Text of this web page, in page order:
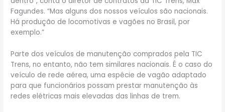
Fagundes. “Mas alguns dos nossos veículos são nacionais.
Há produção de locomotivas e vagões no Brasil, por
exemplo.”
Parte dos veículos de manutenção comprados pela TIC
Trens, no entanto, não tem similares nacionais. É o caso do
veículo de rede aérea, uma espécie de vagão adaptado
para que funcionários possam prestar manutenção às
redes elétricas mais elevadas das linhas de trem.